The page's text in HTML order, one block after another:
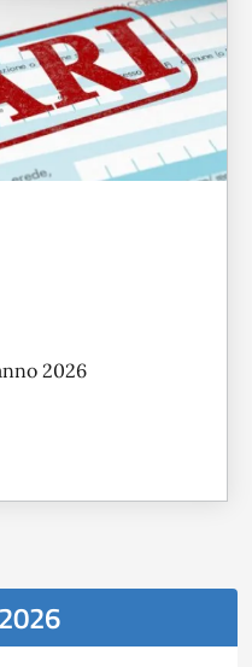
2026
DOMESTICHE